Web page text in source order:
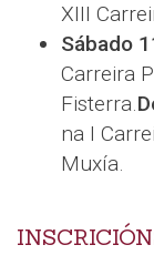
XIII
Sábado
Carreira
Fisterra.
na I
Muxía.